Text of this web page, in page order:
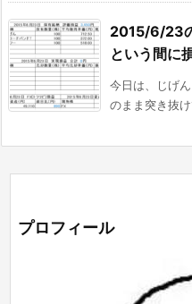
2015/6/23
という間に
今日は、じげ
のまま突き抜
プロフィール